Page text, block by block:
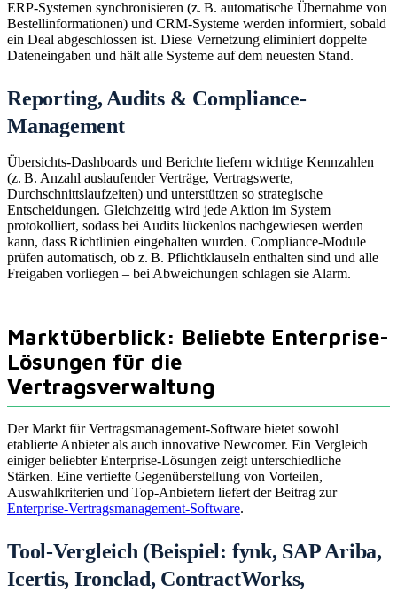
ERP-Systemen synchronisieren (z. B. automatische Übernahme von
Bestellinformationen) und CRM-Systeme werden informiert, sobald
ein Deal abgeschlossen ist. Diese Vernetzung eliminiert doppelte
Dateneingaben und hält alle Systeme auf dem neuesten Stand.
Reporting, Audits & Compliance-
Management
Übersichts-Dashboards und Berichte liefern wichtige Kennzahlen
(z. B. Anzahl auslaufender Verträge, Vertragswerte,
Durchschnittslaufzeiten) und unterstützen so strategische
Entscheidungen. Gleichzeitig wird jede Aktion im System
protokolliert, sodass bei Audits lückenlos nachgewiesen werden
kann, dass Richtlinien eingehalten wurden. Compliance-Module
prüfen automatisch, ob z. B. Pflichtklauseln enthalten sind und alle
Freigaben vorliegen – bei Abweichungen schlagen sie Alarm.
Marktüberblick: Beliebte Enterprise-
Lösungen für die
Vertragsverwaltung
Der Markt für Vertragsmanagement-Software bietet sowohl
etablierte Anbieter als auch innovative Newcomer. Ein Vergleich
einiger beliebter Enterprise-Lösungen zeigt unterschiedliche
Stärken. Eine vertiefte Gegenüberstellung von Vorteilen,
Auswahlkriterien und Top-Anbietern liefert der Beitrag zur
Enterprise-Vertragsmanagement-Software.
Tool-Vergleich (Beispiel: fynk, SAP Ariba,
Icertis, Ironclad, ContractWorks,